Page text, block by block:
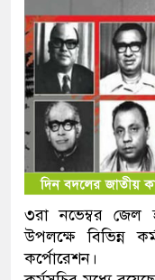
৩রা নভেম্বর জেল
উপলক্ষে বিভিন্ন
কর্পোরেশন।